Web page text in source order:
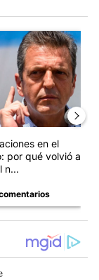
Milei vuelve al
de tendencia
en el
por qué volvió a
n...